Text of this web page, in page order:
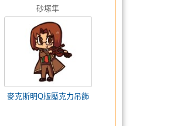
砂塚隼
麥克斯明Q版壓克力吊飾